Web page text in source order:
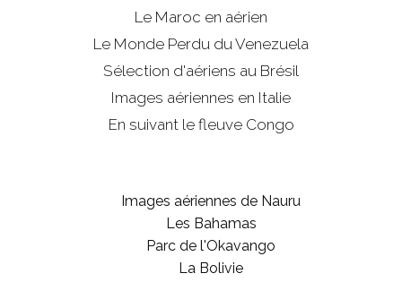
Le Maroc en aérien
Le Monde Perdu du Venezuela
Sélection d'aériens au Brésil
Images aériennes en Italie
En suivant le fleuve Congo
Images aériennes de Nauru
Les Bahamas
Parc de l'Okavango
La Bolivie